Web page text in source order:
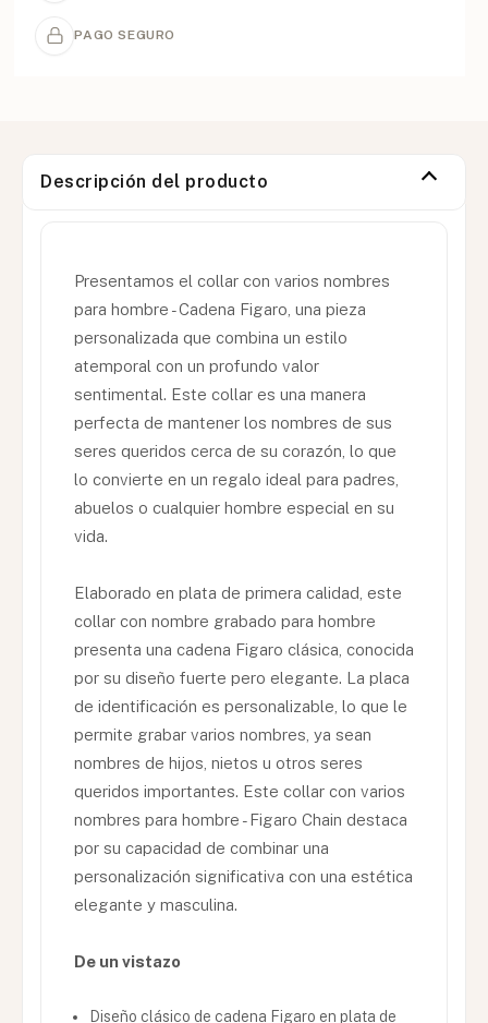
PAGO SEGURO
Descripción del producto
Presentamos el collar con varios nombres
para hombre - Cadena Figaro, una pieza
personalizada que combina un estilo
atemporal con un profundo valor
sentimental. Este collar es una manera
perfecta de mantener los nombres de sus
seres queridos cerca de su corazón, lo que
lo convierte en un regalo ideal para padres,
abuelos o cualquier hombre especial en su
vida.
Elaborado en plata de primera calidad, este
collar con nombre grabado para hombre
presenta una cadena Figaro clásica, conocida
por su diseño fuerte pero elegante. La placa
de identificación es personalizable, lo que le
permite grabar varios nombres, ya sean
nombres de hijos, nietos u otros seres
queridos importantes. Este collar con varios
nombres para hombre - Figaro Chain destaca
por su capacidad de combinar una
personalización significativa con una estética
elegante y masculina.
De un vistazo
Diseño clásico de cadena Figaro en plata de